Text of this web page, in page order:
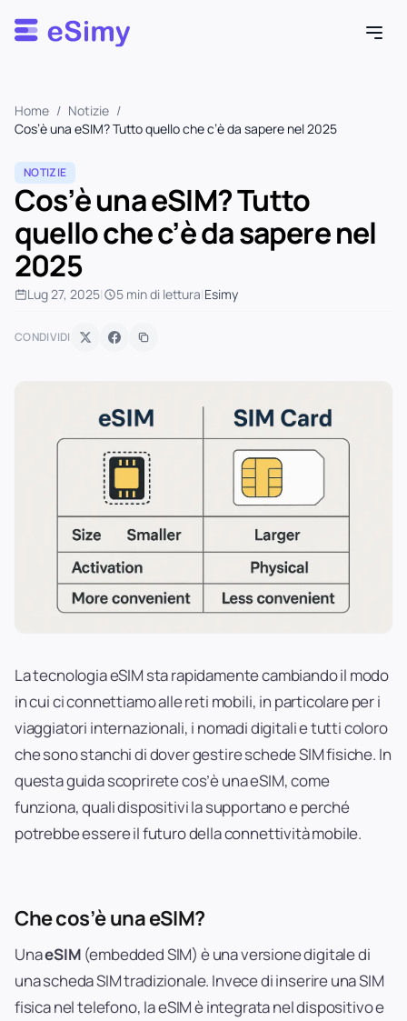
Esimy
Home / Notizie /
Cos’è una eSIM? Tutto quello che c’è da sapere nel 2025
NOTIZIE
Cos’è una eSIM? Tutto
quello che c’è da sapere nel
2025
Lug 27, 2025| 5 min di lettura|Esimy
CONDIVIDI
La tecnologia eSIM sta rapidamente cambiando il modo
in cui ci connettiamo alle reti mobili, in particolare per i
viaggiatori internazionali, i nomadi digitali e tutti coloro
che sono stanchi di dover gestire schede SIM fisiche. In
questa guida scoprirete cos’è una eSIM, come
funziona, quali dispositivi la supportano e perché
potrebbe essere il futuro della connettività mobile.
Che cos’è una eSIM?
UnaeSIM (embedded SIM) è una versione digitale di
una scheda SIM tradizionale. Invece di inserire una SIM
fisica nel telefono, la eSIM è integrata nel dispositivo e